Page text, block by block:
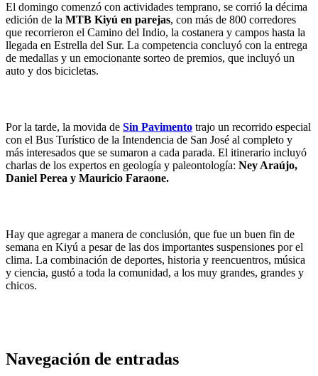
El domingo comenzó con actividades temprano, se corrió la décima
edición de la MTB Kiyú en parejas, con más de 800 corredores
que recorrieron el Camino del Indio, la costanera y campos hasta la
llegada en Estrella del Sur. La competencia concluyó con la entrega
de medallas y un emocionante sorteo de premios, que incluyó un
auto y dos bicicletas.
Por la tarde, la movida de Sin Pavimento trajo un recorrido especial
con el Bus Turístico de la Intendencia de San José al completo y
más interesados que se sumaron a cada parada. El itinerario incluyó
charlas de los expertos en geología y paleontología: Ney Araújo,
Daniel Perea y Mauricio Faraone.
Hay que agregar a manera de conclusión, que fue un buen fin de
semana en Kiyú a pesar de las dos importantes suspensiones por el
clima. La combinación de deportes, historia y reencuentros, música
y ciencia, gustó a toda la comunidad, a los muy grandes, grandes y
chicos.
Navegación de entradas